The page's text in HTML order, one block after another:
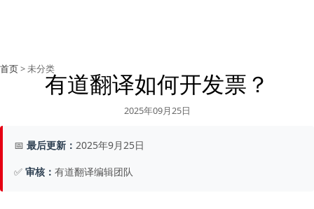
首页> 未分类有道翻译如何开发票？
2025年09月25日
📅 最后更新： 2025年9月25日
✅ 审核： 有道翻译编辑团队